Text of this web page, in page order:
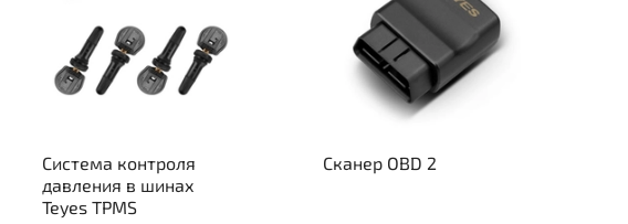
Система контроля
давления в шинах
Teyes TPMS
Сканер OBD 2